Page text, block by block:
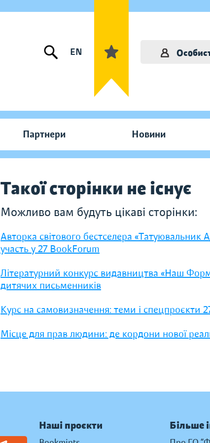
EN
Партнери Новини
Такої сторінки не існує
Можливо вам будуть цікаві сторінки:
Авторка світового бестселера «Татуювальник
участь у 27 BookForum
Літературний конкурс видавництва «Наш
дитячих письменників
Курс на самовизначення: теми і спецпроєкти
Місце для прав людини: де кордони нової
Наші проєкти Більше